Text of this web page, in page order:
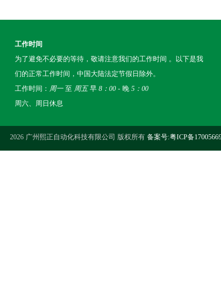
工作时间
为了避免不必要的等待，敬请注意我们的工作时间 。以下是我
们的正常工作时间，中国大陆法定节假日除外。
工作时间： 周一至 周五早 8：00 - 晚 5：00
周六、周日休息
2026 广州熙正自动化科技有限公司 版权所有 备案号:粤ICP备